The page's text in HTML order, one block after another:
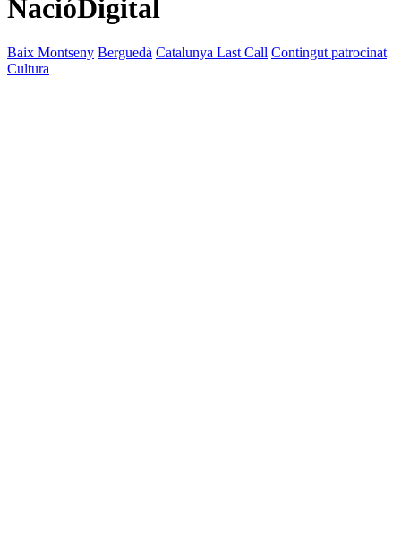
NacióDigital
Baix Montseny Berguedà Catalunya Last Call Contingut patrocinat
Cultura